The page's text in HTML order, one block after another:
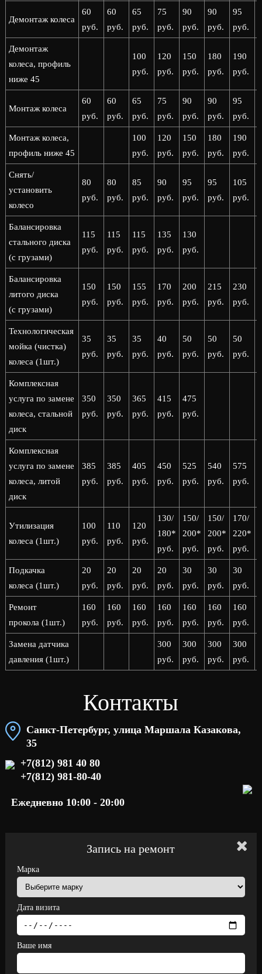
Демонтаж колеса
60
руб.
60
руб.
65
руб.
75
руб.
90
руб.
90
руб.
95
руб.
Демонтаж
колеса, профиль
ниже 45
100
руб.
120
руб.
150
руб.
180
руб.
190
руб.
Монтаж колеса
60
руб.
60
руб.
65
руб.
75
руб.
90
руб.
90
руб.
95
руб.
Монтаж колеса,
профиль ниже 45
100
руб.
120
руб.
150
руб.
180
руб.
190
руб.
Снять/
установить
колесо
80
руб.
80
руб.
85
руб.
90
руб.
95
руб.
95
руб.
105
руб.
Балансировка
стального диска
(с грузами)
115
руб.
115
руб.
115
руб.
135
руб.
130
руб.
Балансировка
литого диска
(с грузами)
150
руб.
150
руб.
155
руб.
170
руб.
200
руб.
215
руб.
230
руб.
Технологическая
мойка (чистка)
колеса (1шт.)
35
руб.
35
руб.
35
руб.
40
руб.
50
руб.
50
руб.
50
руб.
Комплексная
услуга по замене
колеса, стальной
диск
350
руб.
350
руб.
365
руб.
415
руб.
475
руб.
Комплексная
услуга по замене
колеса, литой
диск
385
руб.
385
руб.
405
руб.
450
руб.
525
руб.
540
руб.
575
руб.
Утилизация
колеса (1шт.)
100
руб.
110
руб.
120
руб.
130/
180*
руб.
150/
200*
руб.
150/
200*
руб.
170/
220*
руб.
Подкачка
колеса (1шт.)
20
руб.
20
руб.
20
руб.
20
руб.
30
руб.
30
руб.
30
руб.
Ремонт
прокола (1шт.)
160
руб.
160
руб.
160
руб.
160
руб.
160
руб.
160
руб.
160
руб.
Замена датчика
давления (1шт.)
300
руб.
300
руб.
300
руб.
300
руб.
Контакты
Санкт-Петербург, улица Маршала Казакова,
35
+7(812) 981 40 80
+7(812) 981-80-40
Ежедневно 10:00 - 20:00
Запись на ремонт
Марка
Дата визита
Ваше имя